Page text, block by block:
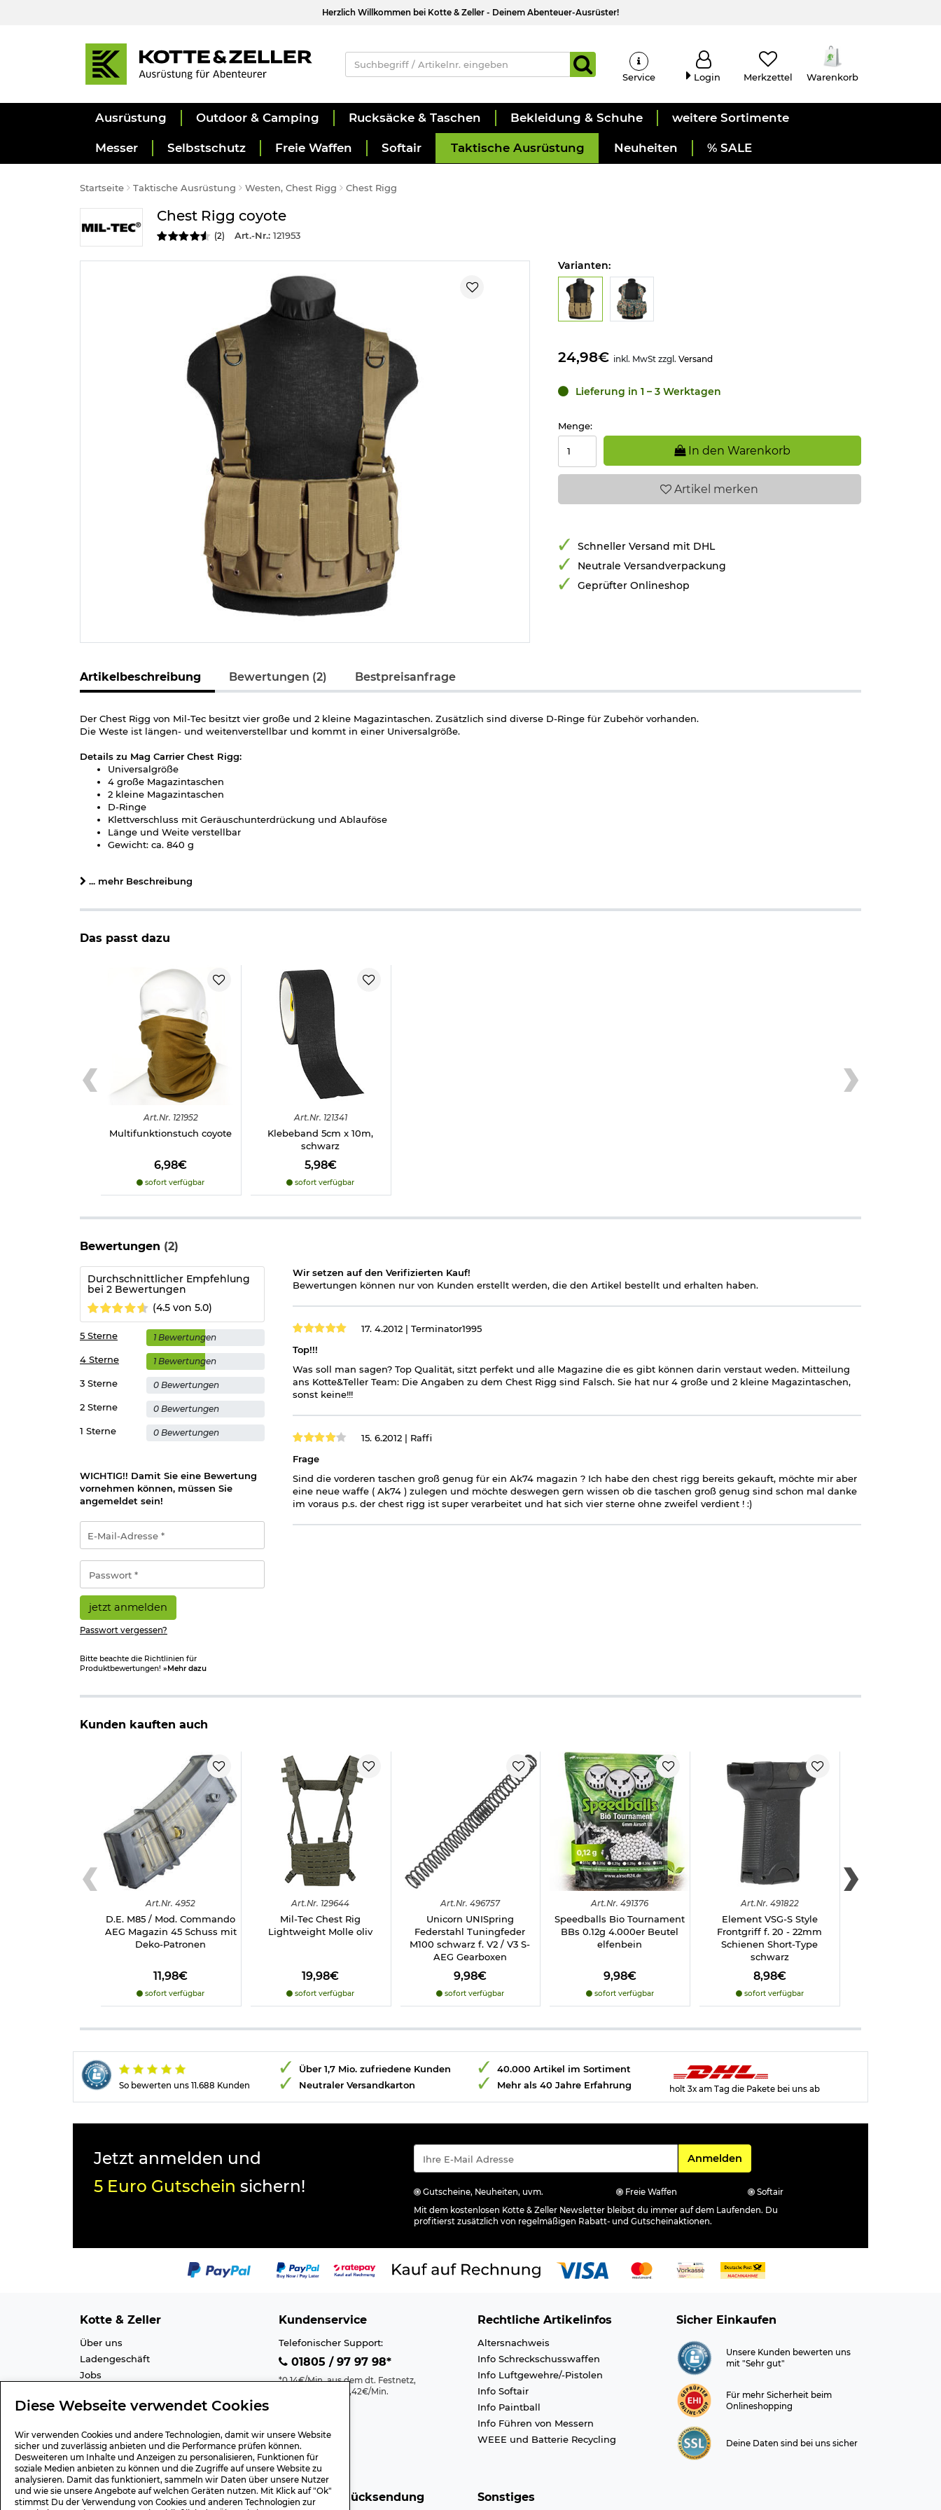
Diese Webseite verwendet Cookies
Wir verwenden Cookies und andere Technologien, damit wir unsere Website
sicher und zuverlässig anbieten und die Performance prüfen können.
Desweiteren um Inhalte und Anzeigen zu personalisieren, Funktionen für
soziale Medien anbieten zu können und die Zugriffe auf unsere Website zu
analysieren. Damit das funktioniert, sammeln wir Daten über unsere Nutzer
und wie sie unsere Angebote auf welchen Geräten nutzen. Mit Klick auf "Ok"
stimmst Du der Verwendung von Cookies und anderen Technologien zur
Herzlich Willkommen bei Kotte & Zeller - Deinem Abenteuer-Ausrüster!
Service Login Merkzettel Warenkorb
Ausrüstung Outdoor & Camping Rucksäcke & Taschen Bekleidung & Schuhe weitere Sortimente
Messer Selbstschutz Freie Waffen Softair Taktische Ausrüstung Neuheiten % SALE
Startseite Taktische Ausrüstung Westen, Chest Rigg Chest Rigg
Chest Rigg coyote
(2) Art.-Nr.:121953
Varianten:
24,98€ inkl. MwSt zzgl. Versand
Lieferung in 1 – 3 Werktagen
Menge:
In den Warenkorb
Artikel merken
Schneller Versand mit DHL
Neutrale Versandverpackung
Geprüfter Onlineshop
Artikelbeschreibung Bewertungen (2) Bestpreisanfrage
Der Chest Rigg von Mil-Tec besitzt vier große und 2 kleine Magazintaschen. Zusätzlich sind diverse D-Ringe für Zubehör vorhanden.
Die Weste ist längen- und weitenverstellbar und kommt in einer Universalgröße.
Details zu Mag Carrier Chest Rigg:
Universalgröße
4 große Magazintaschen
2 kleine Magazintaschen
D-Ringe
Klettverschluss mit Geräuschunterdrückung und Ablauföse
Länge und Weite verstellbar
Gewicht: ca. 840 g
Marke: Mil-Tec
Herstellerinformationen
... mehr Beschreibung
Das passt dazu
Art.Nr. 121952
Multifunktionstuch coyote
6,98€
sofort verfügbar
Art.Nr. 121341
Klebeband 5cm x 10m,
schwarz
5,98€
sofort verfügbar
Bewertungen (2)
Durchschnittlicher Empfehlung
bei 2 Bewertungen
(4.5 von 5.0)
1 Sterne 0 Bewertungen
2 Sterne 0 Bewertungen
3 Sterne 0 Bewertungen
4 Sterne 1 Bewertungen
5 Sterne 1 Bewertungen
WICHTIG!! Damit Sie eine Bewertung
vornehmen können, müssen Sie
angemeldet sein!
Mail-
Adresse
*
jetzt anmelden
Passwort vergessen?
Bitte beachte die Richtlinien für
Produktbewertungen! »Mehr dazu
Wir setzen auf den Verifizierten Kauf!
Bewertungen können nur von Kunden erstellt werden, die den Artikel bestellt und erhalten haben.
17. 4.2012 | Terminator1995
Top!!!
Was soll man sagen? Top Qualität, sitzt perfekt und alle Magazine die es gibt können darin verstaut weden. Mitteilung
ans Kotte&Teller Team: Die Angaben zu dem Chest Rigg sind Falsch. Sie hat nur 4 große und 2 kleine Magazintaschen,
sonst keine!!!
15. 6.2012 | Raffi
Frage
Sind die vorderen taschen groß genug für ein Ak74 magazin ? Ich habe den chest rigg bereits gekauft, möchte mir aber
eine neue waffe ( Ak74 ) zulegen und möchte deswegen gern wissen ob die taschen groß genug sind schon mal danke
im voraus p.s. der chest rigg ist super verarbeitet und hat sich vier sterne ohne zweifel verdient ! :)
Kunden kauften auch
Art.Nr. 4952
D.E. M85 / Mod. Commando
AEG Magazin 45 Schuss mit
Deko-Patronen
11,98€
sofort verfügbar
Art.Nr. 129644
Mil-Tec Chest Rig
Lightweight Molle oliv
19,98€
sofort verfügbar
Art.Nr. 496757
Unicorn UNISpring
Federstahl Tuningfeder
M100 schwarz f. V2 / V3 S-
AEG Gearboxen
9,98€
sofort verfügbar
Art.Nr. 491376
Speedballs Bio Tournament
BBs 0.12g 4.000er Beutel
elfenbein
9,98€
sofort verfügbar
Art.Nr. 491822
Element VSG-S Style
Frontgriff f. 20 - 22mm
Schienen Short-Type
schwarz
8,98€
sofort verfügbar
So bewerten uns 11.688 Kunden
Über 1,7 Mio. zufriedene Kunden
Neutraler Versandkarton
40.000 Artikel im Sortiment
Mehr als 40 Jahre Erfahrung
holt 3x am Tag die Pakete bei uns ab
Jetzt anmelden und
5 Euro Gutschein sichern!
Für den Newsletter
Anmelden
Gutscheine, Neuheiten, uvm. Freie Waffen
Softair
Mit dem kostenlosen Kotte & Zeller Newsletter bleibst du immer auf dem Laufenden. Du
profitierst zusätzlich von regelmäßigen Rabatt- und Gutscheinaktionen.
Kotte & Zeller
Über uns
Ladengeschäft
Jobs
Datenschutz
Impressum
Kundenservice
Telefonischer Support:
01805 / 97 97 98*
*0,14€/Min. aus dem dt. Festnetz,
Mobilfunk max. 0,42€/Min.
Lexikon A-Z
Rechtliche Artikelinfos
Altersnachweis
Info Schreckschusswaffen
Info Luftgewehre/-Pistolen
Info Softair
Info Paintball
Info Führen von Messern
WEEE und Batterie Recycling
Geschenk-Gutscheine Versand & Rücksendung Sonstiges
Sicher Einkaufen
Unsere Kunden bewerten uns
mit "Sehr gut"
Für mehr Sicherheit beim
Onlineshopping
Deine Daten sind bei uns sicher